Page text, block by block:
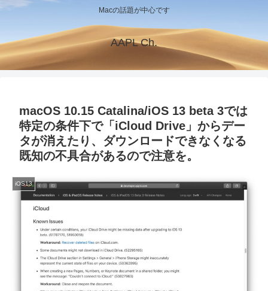
Macの話題が中心です
AAPL Ch.
macOS 10.15 Catalina/iOS 13 beta 3では
特定の条件下で「iCloud Drive」からデー
タが消えたり、ダウンロードできなくなる
既知の不具合があるので注意を。
iOS13